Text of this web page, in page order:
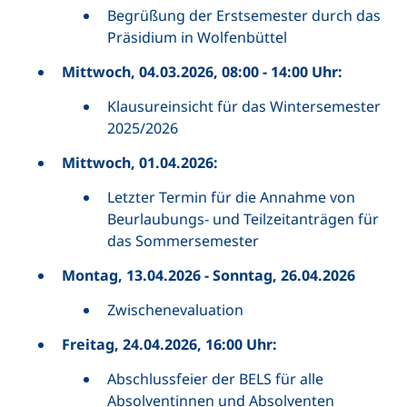
Begrüßung der Erstsemester durch das
Präsidium in Wolfenbüttel
Mittwoch, 04.03.2026, 08:00 - 14:00 Uhr:
Klausureinsicht für das Wintersemester
2025/2026
Mittwoch, 01.04.2026:
Letzter Termin für die Annahme von
Beurlaubungs- und Teilzeitanträgen für
das Sommersemester
Montag, 13.04.2026 - Sonntag, 26.04.2026
Zwischenevaluation
Freitag, 24.04.2026, 16:00 Uhr:
Abschlussfeier der BELS für alle
Absolventinnen und Absolventen